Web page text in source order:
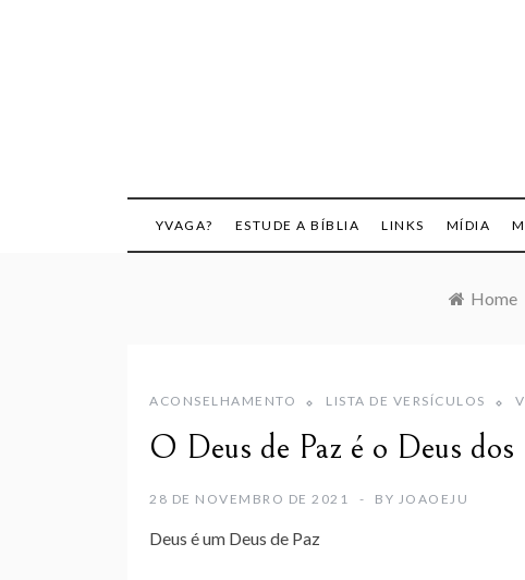
YVAGA? ESTUDE A BÍBLIA LINKS MÍDIA
Home
ACONSELHAMENTO LISTA DE VERSÍCULOS
O Deus de Paz é o Deus dos
28 DE NOVEMBRO DE 2021 BY JOAOEJU
Deus é um Deus de Paz